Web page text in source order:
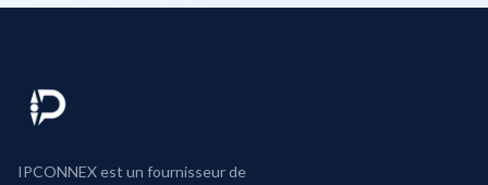
IPCONNEX est un fournisseur de